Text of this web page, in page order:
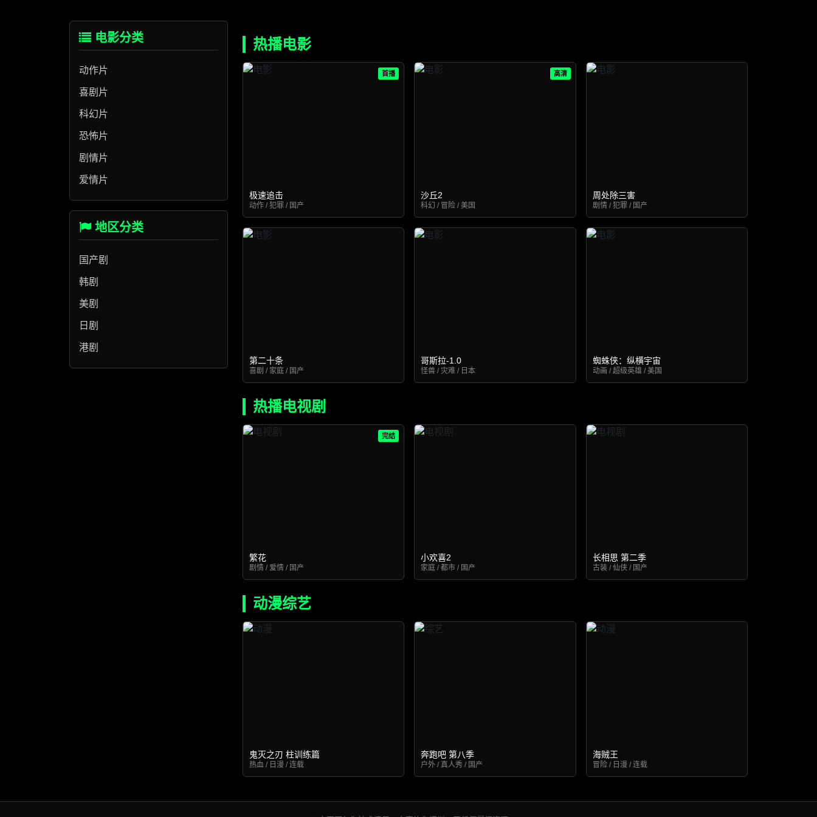
电影分类
动作片
喜剧片
科幻片
恐怖片
剧情片
爱情片
地区分类
国产剧
韩剧
美剧
日剧
港剧
热播电影
首播
极速追击
动作 / 犯罪 / 国产
高清
沙丘2
科幻 / 冒险 / 美国
周处除三害
剧情 / 犯罪 / 国产
第二十条
喜剧 / 家庭 / 国产
哥斯拉-1.0
怪兽 / 灾难 / 日本
蜘蛛侠：纵横宇宙
动画 / 超级英雄 / 美国
热播电视剧
完结
繁花
剧情 / 爱情 / 国产
小欢喜2
家庭 / 都市 / 国产
长相思 第二季
古装 / 仙侠 / 国产
动漫综艺
鬼灭之刃 柱训练篇
热血 / 日漫 / 连载
奔跑吧 第八季
户外 / 真人秀 / 国产
海贼王
冒险 / 日漫 / 连载